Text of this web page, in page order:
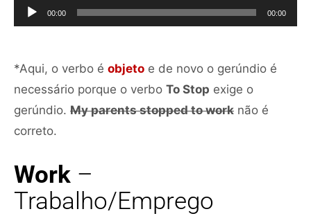
de
áudio
00:00 00:00
*Aqui, o verbo é objeto e de novo o gerúndio é
necessário porque o verbo To Stop exige o
gerúndio. My parents stopped to work não é
correto.
Work –
Trabalho/Emprego